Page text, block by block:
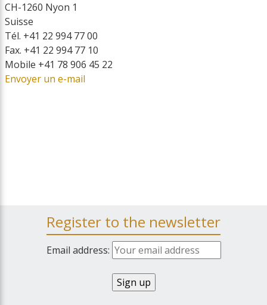
CH-1260 Nyon 1
Suisse
Tél. +41 22 994 77 00
Fax. +41 22 994 77 10
Mobile +41 78 906 45 22
Envoyer un e-mail
Register to the newsletter
Email address: